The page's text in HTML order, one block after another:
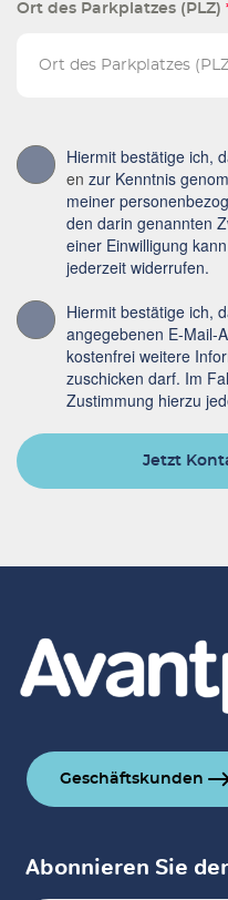
Ort des Parkplatzes (PLZ)
Hiermit bestätige ich,
en zur Kenntnis
meiner
den darin genannten
einer Einwilligung
jederzeit widerrufen.
Hiermit bestätige ich,
angegebenen E-Mail-
kostenfrei weitere
zuschicken darf. Im
Zustimmung hierzu
Jetzt
Geschäftskunden
Abonnieren Sie